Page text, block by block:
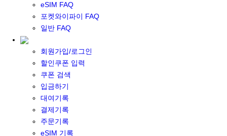
eSIM FAQ
포켓와이파이 FAQ
일반 FAQ
회원가입/로그인
할인쿠폰 입력
쿠폰 검색
입금하기
대여기록
결제기록
주문기록
eSIM 기록
포켓 와이파이 대여
일본 계약 와이파이
eSIM
일본 eSIM
한국 eSIM
대만 eSIM
기타 아시아 eSIM
eSIM 개통 설명서
포켓와이파이&데이터 구매